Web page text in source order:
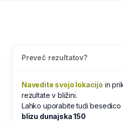
Preveč rezultatov?
Navedite svojo lokacijo in
rezultate v bližini.
Lahko uporabite tudi besedico
blizu dunajska 150